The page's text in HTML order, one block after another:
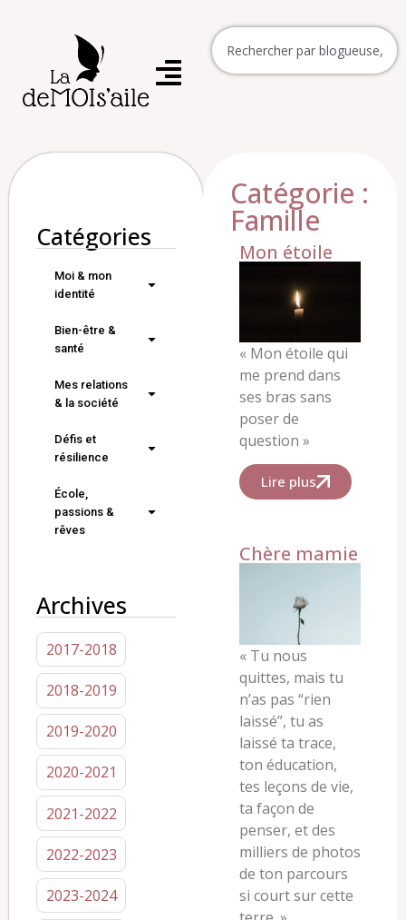
Catégories
Moi & mon
identité
Bien-être &
santé
Mes relations
& la société
Défis et
résilience
École,
passions &
rêves
Archives
2017-2018
2018-2019
2019-2020
2020-2021
2021-2022
2022-2023
2023-2024
Catégorie :
Famille
Mon étoile
« Mon étoile qui
me prend dans
ses bras sans
poser de
question »
Lire plus
Chère mamie
« Tu nous
quittes, mais tu
n’as pas “rien
laissé”, tu as
laissé ta trace,
ton éducation,
tes leçons de vie,
ta façon de
penser, et des
milliers de photos
de ton parcours
si court sur cette